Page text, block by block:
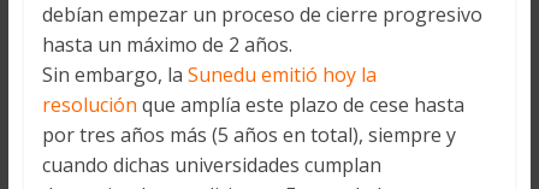
debían empezar un proceso de cierre progresivo
hasta un máximo de 2 años.
Sin embargo, la Sunedu emitió hoy la
resolución que amplía este plazo de cese hasta
por tres años más (5 años en total), siempre y
cuando dichas universidades cumplan